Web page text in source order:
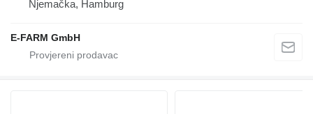
Njemačka, Hamburg
E-FARM GmbH